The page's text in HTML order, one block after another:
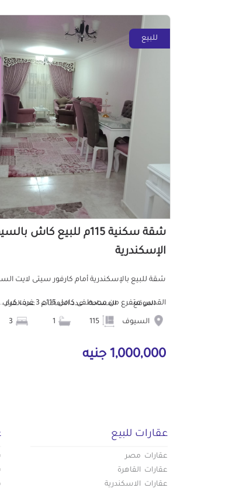
للبيع
شقة سكنية 115م للبيع كاش
الإسكندرية
شقة للبيع بالإسكندرية أمام كارفور سيتى لايت
القدس متفرع من مصطفى كامل 115م 3 غرف كبار ...
الموقع
السيوف
المساحة عدد الحمامات عدد الغرف
1,000,000 جنيه
عقارات للبيع
عقارات مصر
عقارات القاهرة
عقارات الاسكندرية